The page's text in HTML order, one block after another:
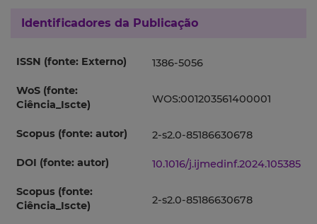
Identificadores da Publicação
ISSN (fonte: Externo) 1386-5056
WoS (fonte:
Ciência_Iscte)
WOS:001203561400001
Scopus (fonte: autor) 2-s2.0-85186630678
DOI (fonte: autor) 10.1016/j.ijmedinf.2024.105385
Scopus (fonte:
Ciência_Iscte)
2-s2.0-85186630678